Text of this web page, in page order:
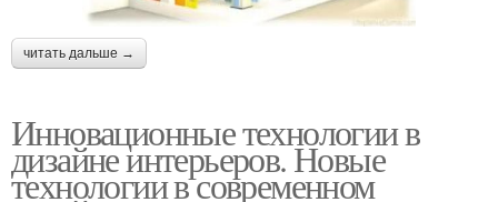
читать дальше →
Инновационные технологии в
дизайне интерьеров. Новые
технологии в современном